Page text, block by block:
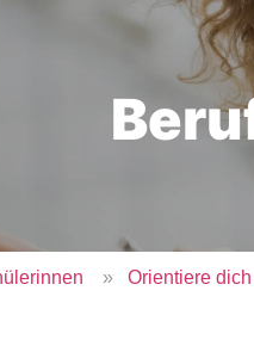
» Orientiere dich